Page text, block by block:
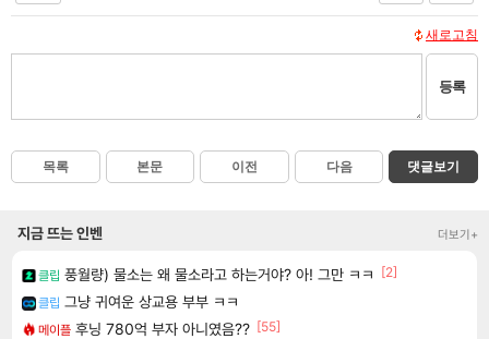
새로고침
등록
목록 본문 이전 다음 댓글보기
지금 뜨는 인벤 더보기+
클립 풍월량) 물소는 왜 물소라고 하는거야? 아! 그만 ㅋㅋ
[2]
클립 그냥 귀여운 상교용 부부 ㅋㅋ
메이플 후닝 780억 부자 아니였음?? [55]